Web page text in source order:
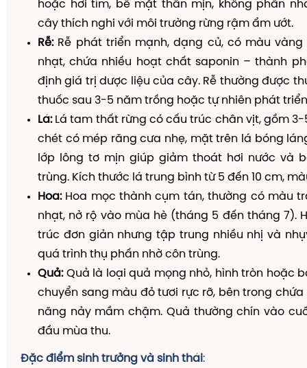
hoặc hơi tím, bề mặt thân mịn, không phân
cây thích nghi với môi trường rừng rậm ẩm ướt.
Rễ:Rễ phát triển mạnh, dạng củ, có màu
nhạt, chứa nhiều hoạt chất saponin – thành
định giá trị dược liệu của cây. Rễ thường được
thuốc sau 3-5 năm trồng hoặc tự nhiên phát
Lá:Lá tam thất rừng có cấu trúc chân vịt, gồm 3-
chét có mép răng cưa nhẹ, mặt trên lá bóng
lớp lông tơ mịn giúp giảm thoát hơi nước và
trùng. Kích thước lá trung bình từ 5 đến 10 cm,
Hoa:Hoa mọc thành cụm tán, thường có màu
nhạt, nở rộ vào mùa hè (tháng 5 đến tháng 7).
trúc đơn giản nhưng tập trung nhiều nhị và
quá trình thụ phấn nhờ côn trùng.
Quả:Quả là loại quả mọng nhỏ, hình tròn hoặc
chuyển sang màu đỏ tươi rực rỡ, bên trong chứa
năng nảy mầm chậm. Quả thường chín vào
đầu mùa thu.
Đặc điểm sinh trưởng và sinh thái: